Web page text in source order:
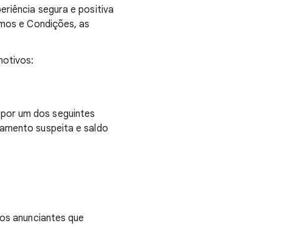
segura e positiva
e Condições, as
um dos seguintes
suspeita e saldo
anunciantes que